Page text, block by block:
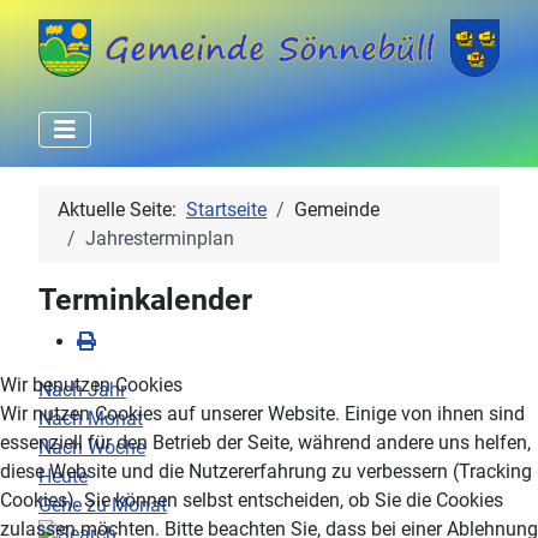
Aktuelle Seite: Startseite
Gemeinde
Jahresterminplan
Terminkalender
Nach Jahr
Nach Monat
Nach Woche
Heute
Gehe zu Monat
Wir benutzen Cookies
Wir nutzen Cookies auf unserer Website. Einige von ihnen sind
essenziell für den Betrieb der Seite, während andere uns helfen,
diese Website und die Nutzererfahrung zu verbessern (Tracking
Cookies). Sie können selbst entscheiden, ob Sie die Cookies
zulassen möchten. Bitte beachten Sie, dass bei einer Ablehnung